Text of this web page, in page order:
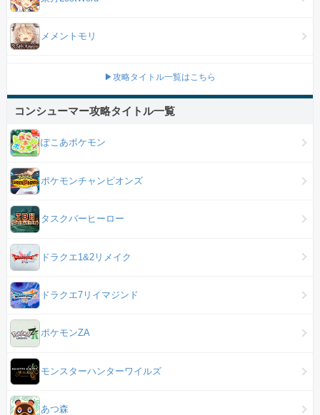
メメントモリ
▶攻略タイトル一覧はこちら
コンシューマー攻略タイトル一覧
ぽこあポケモン
ポケモンチャンピオンズ
タスクバーヒーロー
ドラクエ1&2リメイク
ドラクエ7リイマジンド
ポケモンZA
モンスターハンターワイルズ
あつ森